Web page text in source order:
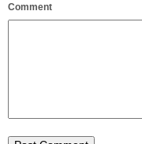
Comment